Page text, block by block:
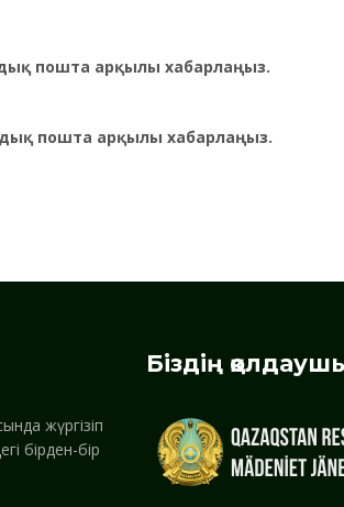
пошта арқылы хабарлаңыз.
пошта арқылы хабарлаңыз.
жүргізіп
бірден-бір
Біздің